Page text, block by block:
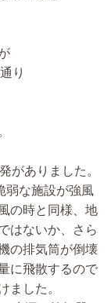
り
がありました。
弱な施設が強風
の時と同様、地
はないか、さら
の排気筒が倒壊
に飛散するので
ました。